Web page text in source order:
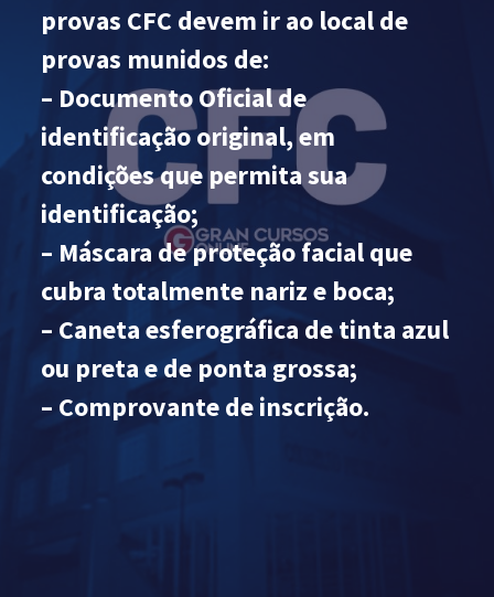
provas CFC devem ir ao local de
provas munidos de:
– Documento Oficial de
identificação original, em
condições que permita sua
identificação;
– Máscara de proteção facial que
cubra totalmente nariz e boca;
– Caneta esferográfica de tinta azul
ou preta e de ponta grossa;
– Comprovante de inscrição.